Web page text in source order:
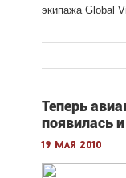
экипажа Global
Теперь
появилась
19 мая 2010